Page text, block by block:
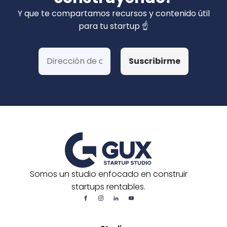
privados). Hemos ganado más de 15 fondos
de Corfo y 3 Startups Chile, además de otras
postulaciones o convocatorias.
Y que te compartamos recursos y contenido útil
para tu startup ☝️
Somos un studio enfocado en construir
startups rentables.